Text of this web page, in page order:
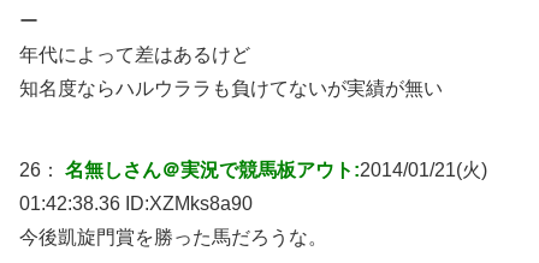
ー
年代によって差はあるけど
知名度ならハルウララも負けてないが実績が無い
26： 名無しさん＠実況で競馬板アウト:2014/01/21(火)
01:42:38.36 ID:XZMks8a90
今後凱旋門賞を勝った馬だろうな。